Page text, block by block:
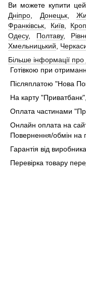
Ви можете купити
Дніпро
Донецьк,
Франківськ
Київ,
Одесу, Полтаву,
Хмельницький
Більше інформації про
Готівкою при
Післяплатою "Нова
На карту
Оплата частинами
Онлайн оплата на
Повернення/обмін на
Гарантія від
Перевірка товару